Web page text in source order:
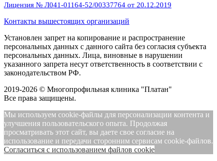
Лицензия № Л041-01164-52/00337764 от 20.12.2019
Контакты вышестоящих организаций
Установлен запрет на копирование и распространение
персональных данных с данного сайта без согласия субъекта
персональных данных. Лица, виновные в нарушении
указанного запрета несут ответственность в соответствии с
законодательством РФ.
2019-2026 © Многопрофильная клиника "Платан"
Все права защищены.
Мы используем cookie-файлы для персонализации контента и
улучшения пользовательского опыта. Продолжая
просматривать этот сайт, вы даете свое согласие на
использование и передачи сторонним сервисам cookie-файлов.
Cогласиться с использованием файлов cookie